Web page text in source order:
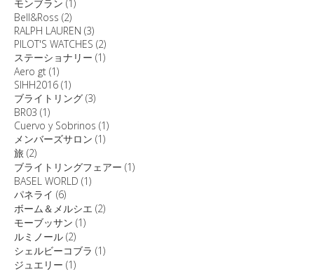
モンブラン (1)
Bell&Ross (2)
RALPH LAUREN (3)
PILOT'S WATCHES (2)
ステーショナリー (1)
Aero gt (1)
SIHH2016 (1)
ブライトリング (3)
BR03 (1)
Cuervo y Sobrinos (1)
メンバーズサロン (1)
旅 (2)
ブライトリングフェアー (1)
BASEL WORLD (1)
パネライ (6)
ボーム＆メルシエ (2)
モーブッサン (1)
ルミノール (2)
シェルビーコブラ (1)
ジュエリー (1)